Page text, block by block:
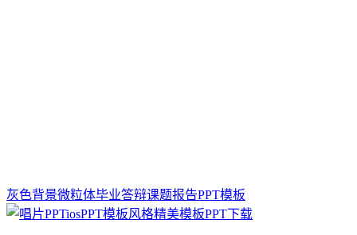
灰色背景微粒体毕业答辩课题报告PPT模板